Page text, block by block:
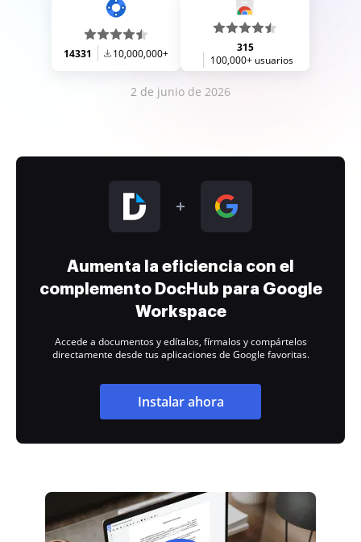
14331 10,000,000+
315
100,000+ usuarios
2 de junio de 2026
Aumenta la eficiencia con el
complemento DocHub para Google
Workspace
Accede a documentos y edítalos, fírmalos y compártelos
directamente desde tus aplicaciones de Google favoritas.
Instalar ahora